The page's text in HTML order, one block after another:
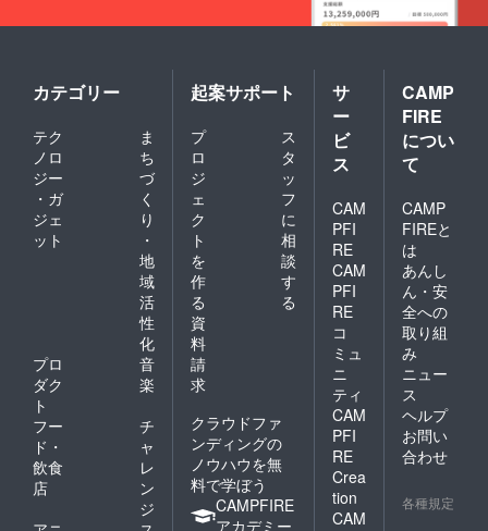
カテゴリー
テク
ノロ
ジー
・ガ
ジェ
ット
ま
ち
づ
く
り
・
地
域
活
性
化
プロ
ダク
ト
音
楽
フー
ド・
飲食
店
チ
ャ
レ
ン
ジ
起案サポート
プ
ロ
ジ
ェ
ク
ト
を
作
る
ス
タ
ッ
フ
に
相
談
す
る
資
料
請
求
クラウドファ
ンディングの
ノウハウを無
料で学ぼう
CAMPFIRE
アカデミー
サ
ー
ビ
ス
CAM
PFI
RE
CAM
PFI
RE
コ
ミュ
ニ
ティ
CAM
PFI
RE
Crea
tion
CAM
CAMP
FIRE
につい
て
CAMP
FIREと
は
あんし
ん・安
全への
取り組
み
ニュー
ス
ヘルプ
お問い
合わせ
各種規定